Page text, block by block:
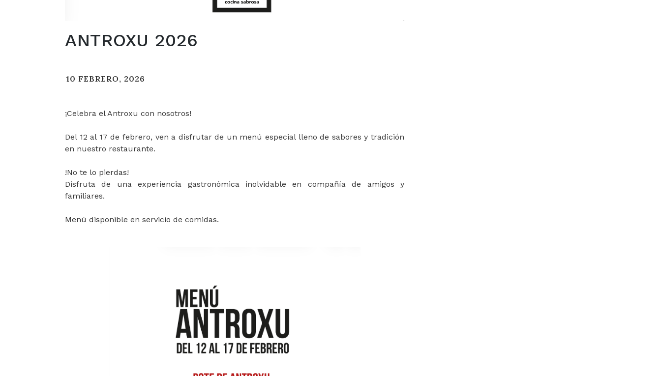
ANTROXU 2026
10 FEBRERO, 2026
¡Celebra el Antroxu con nosotros!
Del 12 al 17 de febrero, ven a disfrutar de un menú especial lleno de sabores y tradición
en nuestro restaurante.
!No te lo pierdas!
Disfruta de una experiencia gastronómica inolvidable en compañía de amigos y
familiares.
Menú disponible en servicio de comidas.